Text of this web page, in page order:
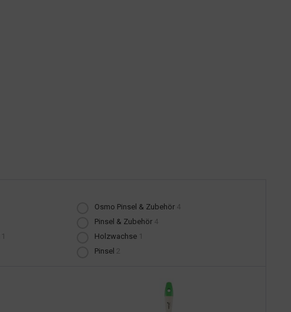
Osmo Pinsel & Zubehör 4
Pinsel & Zubehör 4
1 Holzwachse 1
Pinsel 2